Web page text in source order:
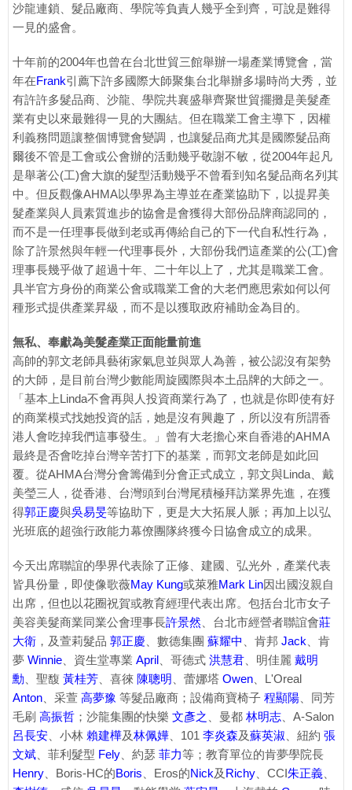
沙龍連鎖、髮品廠商、學院等負責人幾乎全到齊，可說是難得
一見的盛會。
十年前的2004年也曾在台北世貿三館舉辦一場產業博覽會，當
年在Frank引薦下許多國際大師聚集台北舉辦多場時尚大秀，並
有許許多髮品商、沙龍、學院共襄盛舉齊聚世貿擺攤是美髮產
業有史以來最難得一見的大團結。但在職業工會主導下，因權
利義務問題讓整個博覽會變調，也讓髮品商尤其是國際髮品商
爾後不管是工會或公會辦的活動幾乎敬謝不敏，從2004年起凡
是舉著公(工)會大旗的髮型活動幾乎不曾看到知名髮品商名列其
中。但反觀像AHMA以學界為主導並在產業協助下，以提昇美
髮產業與人員素質進步的協會是會獲得大部份品牌商認同的，
而不是一任理事長做到老或再傳給自己的下一代自私性行為，
除了許景然與年輕一代理事長外，大部份我們這產業的公(工)會
理事長幾乎做了超過十年、二十年以上了，尤其是職業工會。
具半官方身份的商業公會或職業工會的大老們應思索如何以何
種形式提供產業昇級，而不是以獲取政府補助金為目的。
無私、奉獻為美髮產業正面能量前進
高帥的郭文老師具藝術家氣息並與眾人為善，被公認沒有架勢
的大師，是目前台灣少數能周旋國際與本土品牌的大師之一。
「基本上Linda不會再與人投資商業行為了，也就是你即使有好
的商業模式找她投資的話，她是沒有興趣了，所以沒有所謂香
港人會吃掉我們這事發生。」曾有大老擔心來自香港的AHMA
最終是否會吃掉台灣辛苦打下的基業，而郭文老師是如此回
覆。從AHMA台灣分會籌備到分會正式成立，郭文與Linda、戴
美瑩三人，從香港、台灣頭到台灣尾積極拜訪業界先進，在獲
得郭正慶與吳易旻等協助下，更是大大拓展人脈；再加上以弘
光班底的超強行政能力幕僚團隊終獲今日協會成立的成果。
今天出席聯誼的學界代表除了正修、建國、弘光外，產業代表
皆具份量，即使像歌薇May Kung或萊雅Mark Lin因出國沒親自
出席，但也以花圈祝賀或教育經理代表出席。包括台北市女子
美容美髮商業同業公會理事長許景然 、台北市經營者聯誼會莊
大衛 ，及萱莉髮品 郭正慶 、數德集團 蘇耀中 、肯邦 Jack 、肯
夢 Winnie 、資生堂專業 April 、哥德式 洪慧君 、明佳麗 戴明
勳 、聖馥 黃桂芳 、喜徠 陳聰明 、蕾娜塔 Owen 、L'Oreal
Anton 、采萱 高夢豫 等髮品廠商；設備商寶椅子 程顯陽 、同芳
毛刷 高振哲 ；沙龍集團的快樂 文彥之 、曼都 林明志 、A-Salon
呂長安 、小林 賴建樺及林佩嬅 、101 李炎森及蘇英淑 、紐約 張
文斌 、菲利髮型 Fely 、約瑟 菲力等；教育單位的肯夢學院長
Henry 、Boris-HC的Boris 、Eros的Nick及 Richy 、CCI朱正義